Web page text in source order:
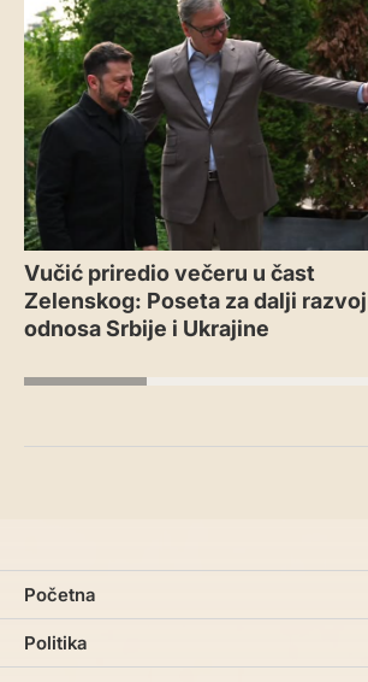
Vučić priredio večeru u čast
Zelenskog: Poseta za dalji razvoj
odnosa Srbije i Ukrajine
Početna
Politika